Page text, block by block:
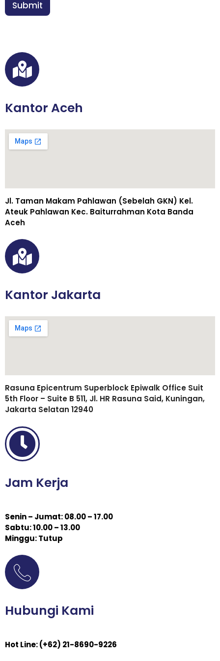
N
n
*
Submit
Kantor Aceh
Jl. Taman Makam Pahlawan (Sebelah GKN) Kel.
Ateuk Pahlawan Kec. Baiturrahman Kota Banda
Aceh
Kantor Jakarta
Rasuna Epicentrum Superblock Epiwalk Office Suit
5th Floor – Suite B 511, Jl. HR Rasuna Said, Kuningan,
Jakarta Selatan 12940
Jam Kerja
Senin – Jumat: 08.00 – 17.00
Sabtu: 10.00 – 13.00
Minggu: Tutup
Hubungi Kami
Hot Line: (+62) 21-8690-9226